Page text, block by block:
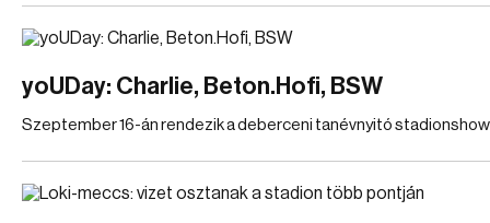
yoUDay: Charlie, Beton.Hofi, BSW
Szeptember 16-án rendezik a deberceni tanévnyitó